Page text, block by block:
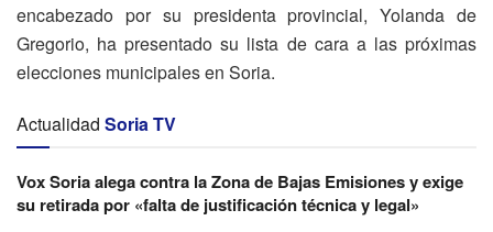
encabezado por su presidenta provincial, Yolanda de
Gregorio, ha presentado su lista de cara a las próximas
elecciones municipales en Soria.
Actualidad Soria TV
Vox Soria alega contra la Zona de Bajas Emisiones y exige
su retirada por «falta de justificación técnica y legal»